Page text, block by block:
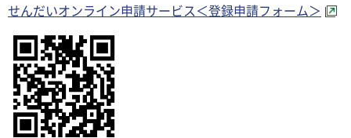
せんだいオンライン申請サービス＜登録申請フォーム＞